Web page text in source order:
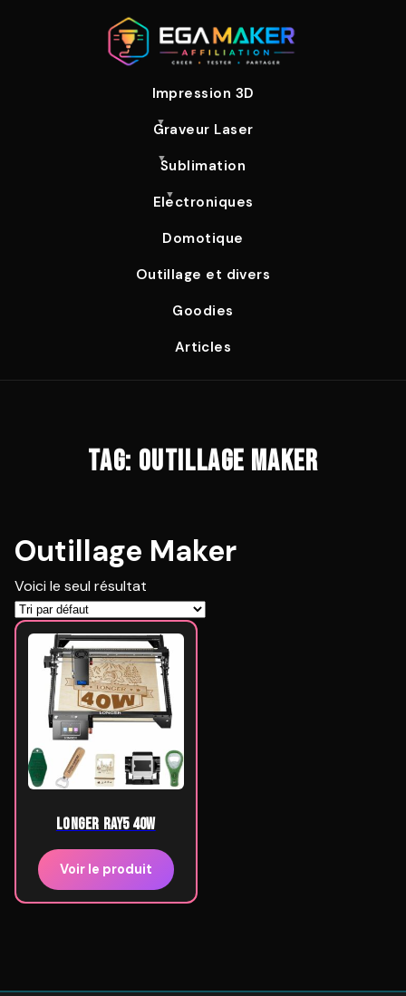
Impression 3D
Graveur Laser
Sublimation
Electroniques
Domotique
Outillage et divers
Goodies
Articles
TAG: OUTILLAGE MAKER
Outillage Maker
Voici le seul résultat
LONGER Ray5 40W
Voir le produit